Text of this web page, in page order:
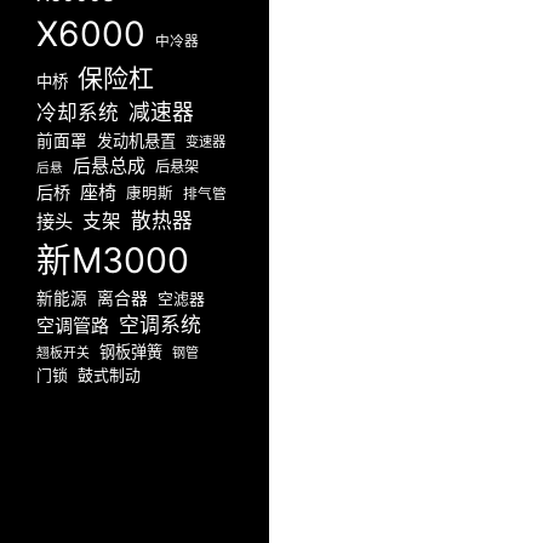
X6000 中冷器
中桥 保险杠
冷却系统 减速器
前面罩 发动机悬置 变速器
后悬 后悬总成 后悬架
后桥 座椅 康明斯 排气管
接头 支架 散热器
新M3000
新能源 离合器 空滤器
空调管路 空调系统
翘板开关 钢板弹簧 钢管
门锁 鼓式制动